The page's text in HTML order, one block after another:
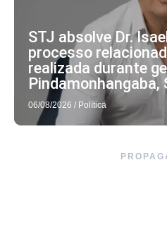
STJ absolve Dr.
processo
realizada durante
Pindamonhangaba,
06/08/2026 / Política